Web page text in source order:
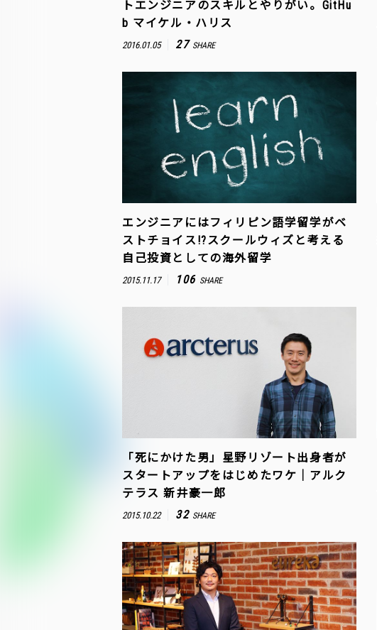
トエンジニアのスキルとやりがい。GitHu
b マイケル・ハリス
2016.01.05 27 SHARE
エンジニアにはフィリピン語学留学がベ
ストチョイス!?スクールウィズと考える
自己投資としての海外留学
2015.11.17 106 SHARE
「死にかけた男」星野リゾート出身者が
スタートアップをはじめたワケ｜アルク
テラス 新井豪一郎
2015.10.22 32 SHARE